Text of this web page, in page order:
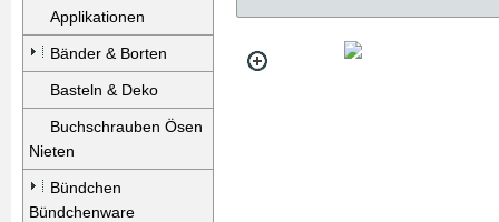
Applikationen
Bänder & Borten
Basteln & Deko
Buchschrauben Ösen
Nieten
Bündchen
Bündchenware